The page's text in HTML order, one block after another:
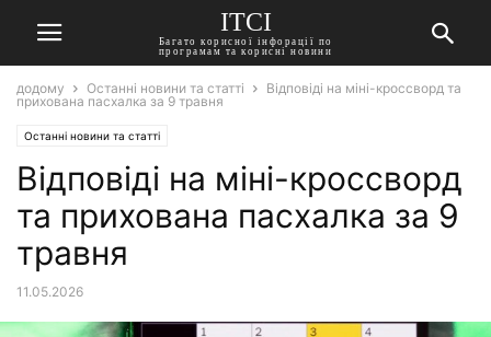
ITCI
Багато корисної інфорації по
програмам та корисні новини
додому Останні новини та статті
Відповіді на міні-кроссворд та
прихована пасхалка за 9 травня
Останні новини та статті
Відповіді на міні-кроссворд
та прихована пасхалка за 9
травня
11.05.2026